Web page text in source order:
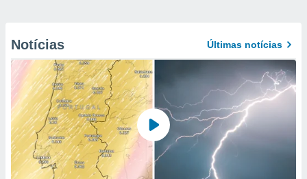
Notícias Últimas notícias